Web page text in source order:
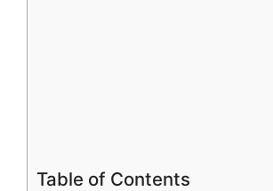
Table of Contents